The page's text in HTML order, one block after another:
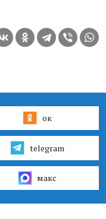
ок
telegram
макс